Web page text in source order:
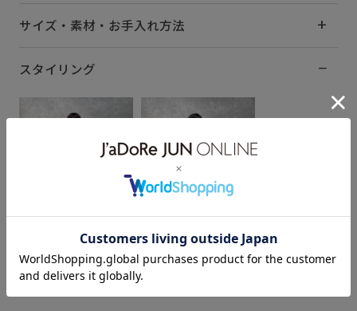
サイズ・素材・お手入れ方法
スタイリング
minato minato